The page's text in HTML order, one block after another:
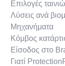
Επιλογές
Λύσεις ανά
Μηχανήματα
Κόμβος
Είσοδος στο
Γιατί